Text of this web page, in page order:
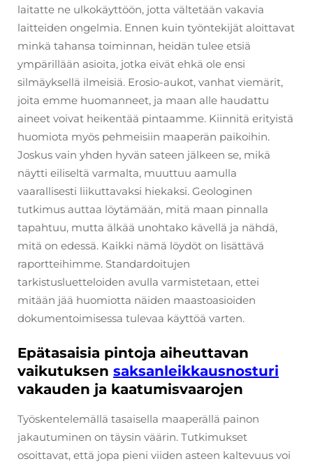
laitatte ne ulkokäyttöön, jotta vältetään vakavia
laitteiden ongelmia. Ennen kuin työntekijät aloittavat
minkä tahansa toiminnan, heidän tulee etsiä
ympärillään asioita, jotka eivät ehkä ole ensi
silmäyksellä ilmeisiä. Erosio-aukot, vanhat viemärit,
joita emme huomanneet, ja maan alle haudattu
aineet voivat heikentää pintaamme. Kiinnitä erityistä
huomiota myös pehmeisiin maaperän paikoihin.
Joskus vain yhden hyvän sateen jälkeen se, mikä
näytti eiliseltä varmalta, muuttuu aamulla
vaarallisesti liikuttavaksi hiekaksi. Geologinen
tutkimus auttaa löytämään, mitä maan pinnalla
tapahtuu, mutta älkää unohtako kävellä ja nähdä,
mitä on edessä. Kaikki nämä löydöt on lisättävä
raportteihimme. Standardoitujen
tarkistusluetteloiden avulla varmistetaan, ettei
mitään jää huomiotta näiden maastoasioiden
dokumentoimisessa tulevaa käyttöä varten.
Epätasaisia pintoja aiheuttavan
vaikutuksen saksanleikkausnosturi
vakauden ja kaatumisvaarojen
Työskentelemällä tasaisella maaperällä painon
jakautuminen on täysin väärin. Tutkimukset
osoittavat, että jopa pieni viiden asteen kaltevuus voi